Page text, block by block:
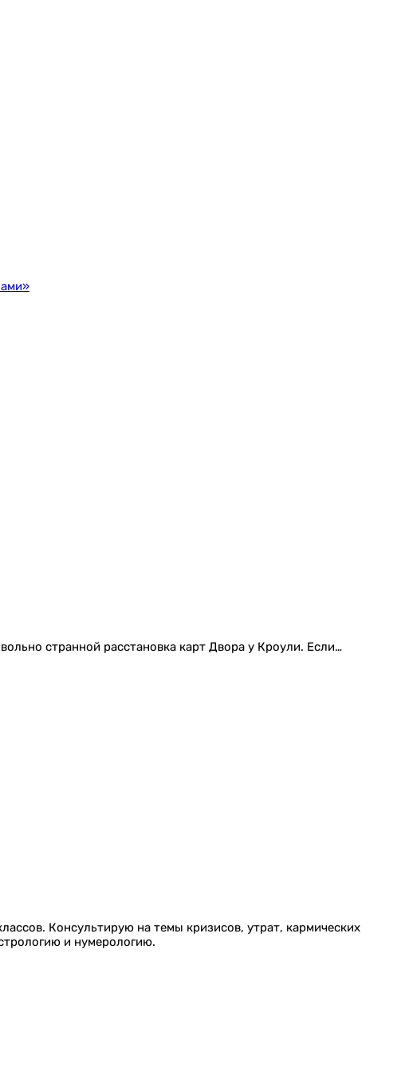
странной расстановка карт Двора у Кроули. Если…
Консультирую на темы кризисов, утрат, кармических
и нумерологию.